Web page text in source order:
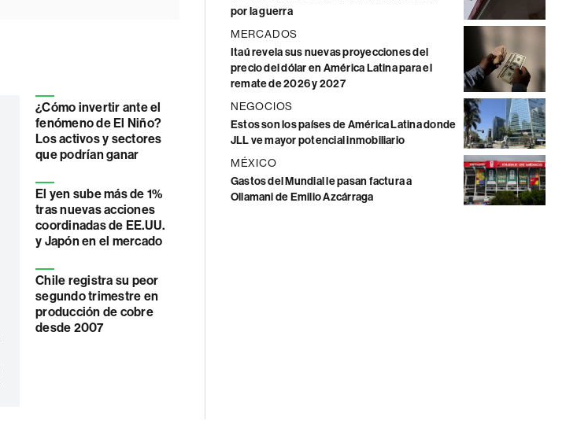
¿Cómo invertir ante el
fenómeno de El Niño?
Los activos y sectores
que podrían ganar
El yen sube más de 1%
tras nuevas acciones
coordinadas de EE.UU.
y Japón en el mercado
Chile registra su peor
segundo trimestre en
producción de cobre
desde 2007
por la guerra
MERCADOS
Itaú revela sus nuevas proyecciones del
precio del dólar en América Latina para el
remate de 2026 y 2027
NEGOCIOS
Estos son los países de América Latina donde
JLL ve mayor potencial inmobiliario
MÉXICO
Gastos del Mundial le pasan factura a
Ollamani de Emilio Azcárraga